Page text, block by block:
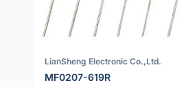
LianSheng Electronic Co.,Ltd.
MF0207-619R